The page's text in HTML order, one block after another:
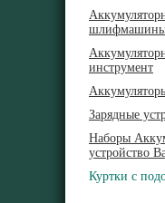
инструмент
Зарядные
Наборы
устройство
Куртки с